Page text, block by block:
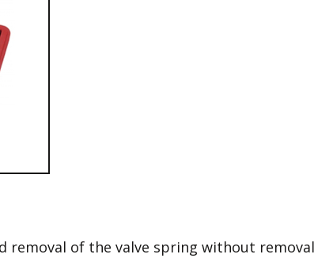
removal of the valve spring without